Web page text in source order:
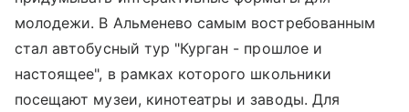
молодежи. В Альменево самым востребованным
стал автобусный тур "Курган - прошлое и
настоящее", в рамках которого школьники
посещают музеи, кинотеатры и заводы. Для